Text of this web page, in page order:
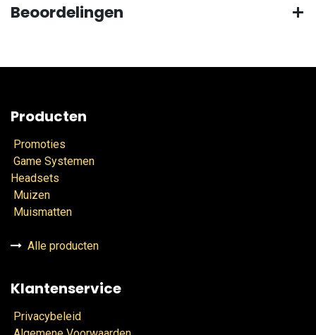
Beoordelingen
Producten
Promoties
Game Systemen
Headsets
Muizen
Muismatten
Alle producten
Klantenservice
Privacybeleid